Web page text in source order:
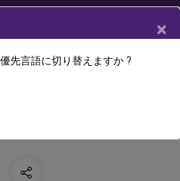
を使用したサブ
の保存
×
先言語に切り替えますか ?